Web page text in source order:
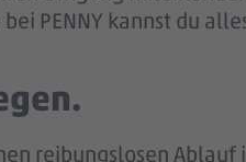
PENNY kannst du
reibungslosen Ablauf